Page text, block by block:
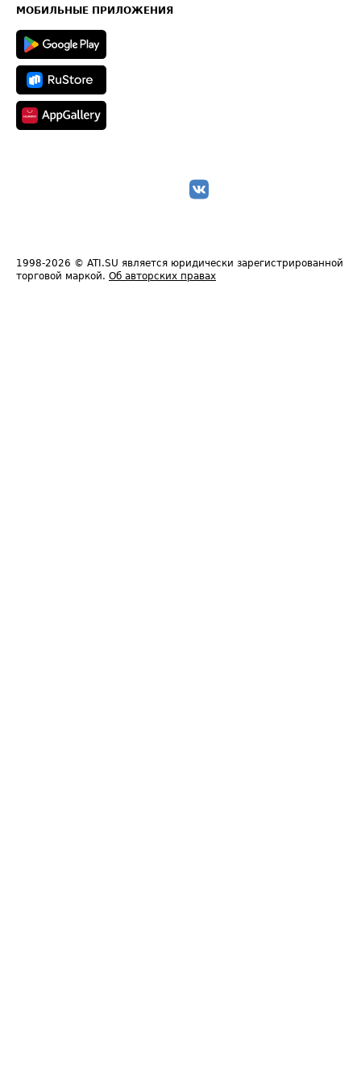
Техническая информация
МОБИЛЬНЫЕ ПРИЛОЖЕНИЯ
1998-2026 © ATI.SU является юридически зарегистрированной
торговой маркой. Об авторских правах